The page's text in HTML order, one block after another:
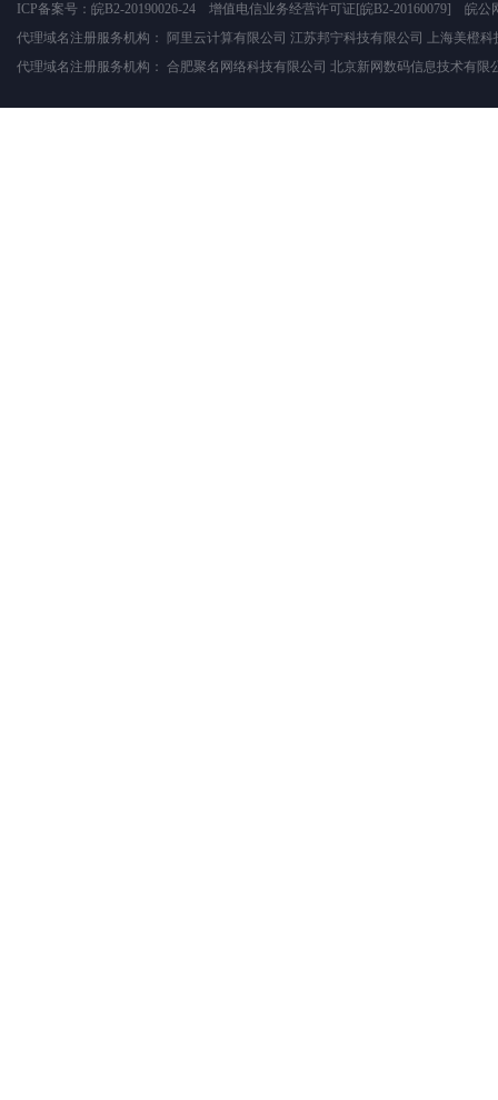
ICP备案号： 皖B2-20190026-24 增值电信业务经营许可证 [皖B2-20160079]
皖公
代理域名注册服务机构：
阿里云计算有限公司 江苏邦宁科技有限公司
上海美橙
代理域名注册服务机构： 合肥聚名网络科技有限公司 北京新网数码信息技术有限